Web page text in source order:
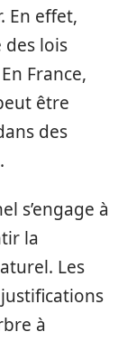
En effet,
des lois
France,
être
des
s’engage à
la
Les
à